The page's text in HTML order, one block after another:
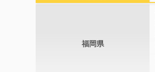
福岡県